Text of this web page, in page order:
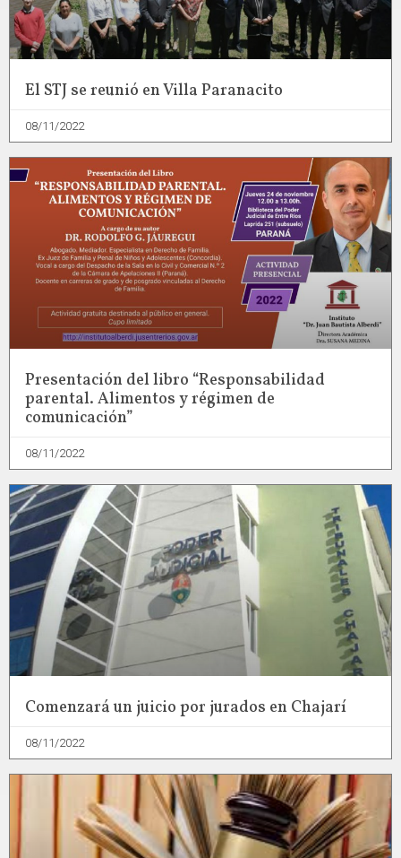
El STJ se reunió en Villa Paranacito
08/11/2022
Presentación del libro “Responsabilidad
parental. Alimentos y régimen de
comunicación”
08/11/2022
Comenzará un juicio por jurados en Chajarí
08/11/2022